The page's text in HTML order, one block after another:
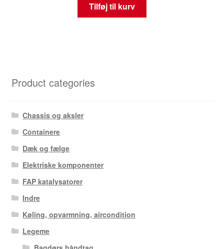
Tilføj til kurv
Product categories
Chassis og aksler
Containere
Dæk og fælge
Elektriske komponenter
FAP katalysatorer
Indre
Køling, opvarmning, aircondition
Legeme